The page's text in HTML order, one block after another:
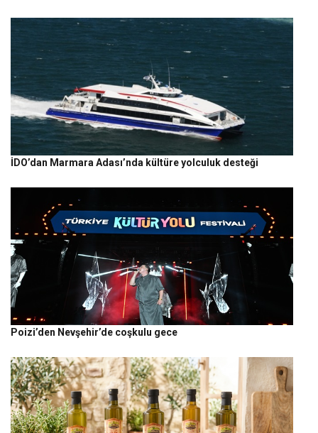
İDO’dan Marmara Adası’nda kültüre yolculuk desteği
Poizi’den Nevşehir’de coşkulu gece